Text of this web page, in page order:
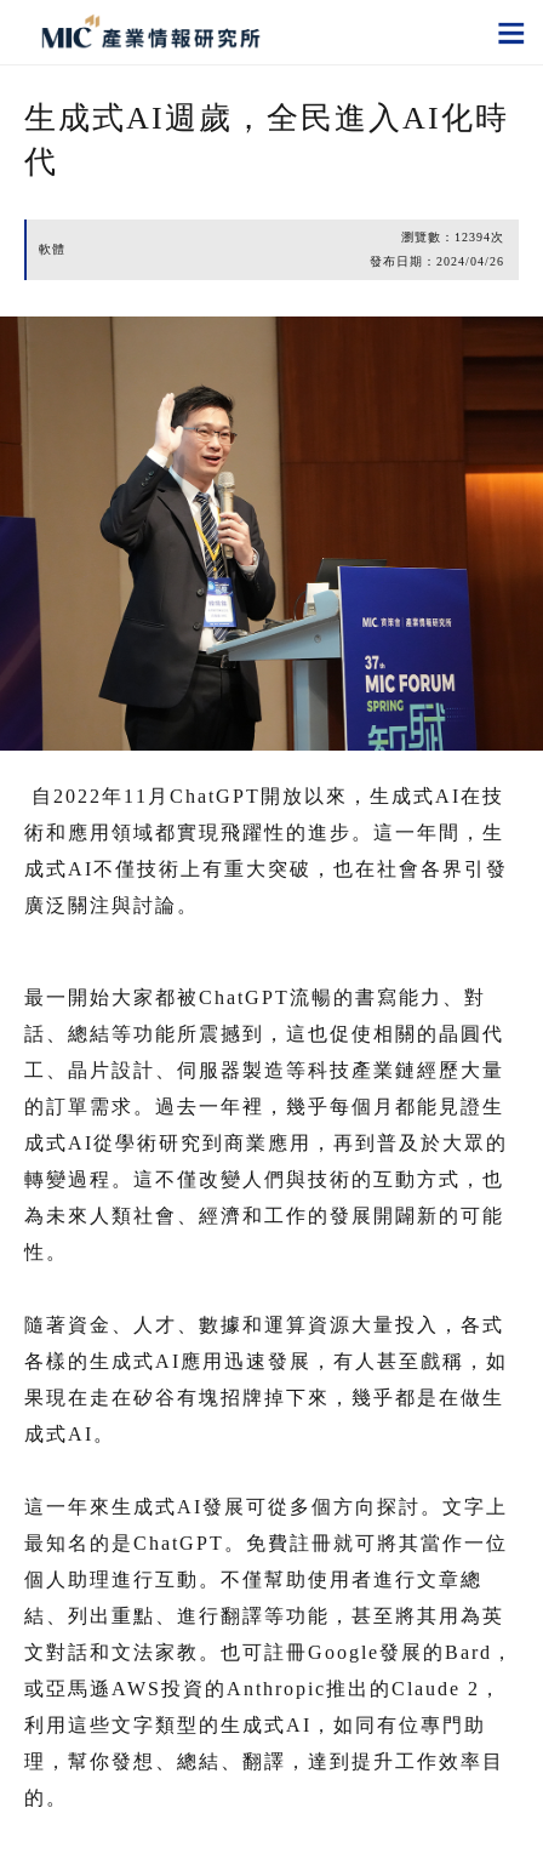
生成式AI週歲，全民進入AI化時
代
軟體
瀏覽數： 12394次
發布日期： 2024/04/26
自2022年11月ChatGPT開放以來，生成式AI在技
術和應用領域都實現飛躍性的進步。這一年間，生
成式AI不僅技術上有重大突破，也在社會各界引發
廣泛關注與討論。
最一開始大家都被ChatGPT流暢的書寫能力、對
話、總結等功能所震撼到，這也促使相關的晶圓代
工、晶片設計、伺服器製造等科技產業鏈經歷大量
的訂單需求。過去一年裡，幾乎每個月都能見證生
成式AI從學術研究到商業應用，再到普及於大眾的
轉變過程。這不僅改變人們與技術的互動方式，也
為未來人類社會、經濟和工作的發展開闢新的可能
性。
隨著資金、人才、數據和運算資源大量投入，各式
各樣的生成式AI應用迅速發展，有人甚至戲稱，如
果現在走在矽谷有塊招牌掉下來，幾乎都是在做生
成式AI。
這一年來生成式AI發展可從多個方向探討。文字上
最知名的是ChatGPT。免費註冊就可將其當作一位
個人助理進行互動。不僅幫助使用者進行文章總
結、列出重點、進行翻譯等功能，甚至將其用為英
文對話和文法家教。也可註冊Google發展的Bard，
或亞馬遜AWS投資的Anthropic推出的Claude 2，
利用這些文字類型的生成式AI，如同有位專門助
理，幫你發想、總結、翻譯，達到提升工作效率目
的。